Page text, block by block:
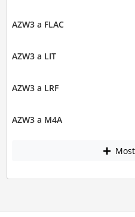
AZW3 a FLAC
AZW3 a LIT
AZW3 a LRF
AZW3 a M4A